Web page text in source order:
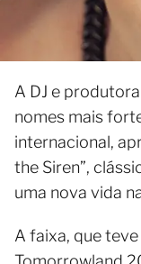
A DJ e
nomes mais
internacional,
the Siren”,
uma nova vida
A faixa, que